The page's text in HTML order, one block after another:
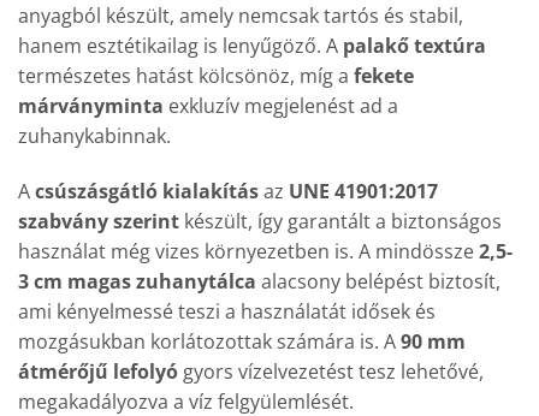
anyagból készült, amely nemcsak tartós és stabil,
hanem esztétikailag is lenyűgöző. A palakő textúra
természetes hatást kölcsönöz, míg a fekete
márványminta exkluzív megjelenést ad a
zuhanykabinnak.
Acsúszásgátló kialakításaz UNE 41901:2017
szabvány szerint készült, így garantált a biztonságos
használat még vizes környezetben is. A mindössze2,5-
3 cm magas zuhanytálca alacsony belépést biztosít,
ami kényelmessé teszi a használatát idősek és
mozgásukban korlátozottak számára is. A90 mm
átmérőjű lefolyó gyors vízelvezetést tesz lehetővé,
megakadályozva a víz felgyülemlését.